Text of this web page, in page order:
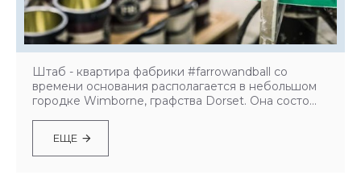
Штаб - квартира фабрики #farrowandball со
времени основания располагается в небольшом
городке Wimborne, графства Dorset. Она состо...
ЕЩЕ